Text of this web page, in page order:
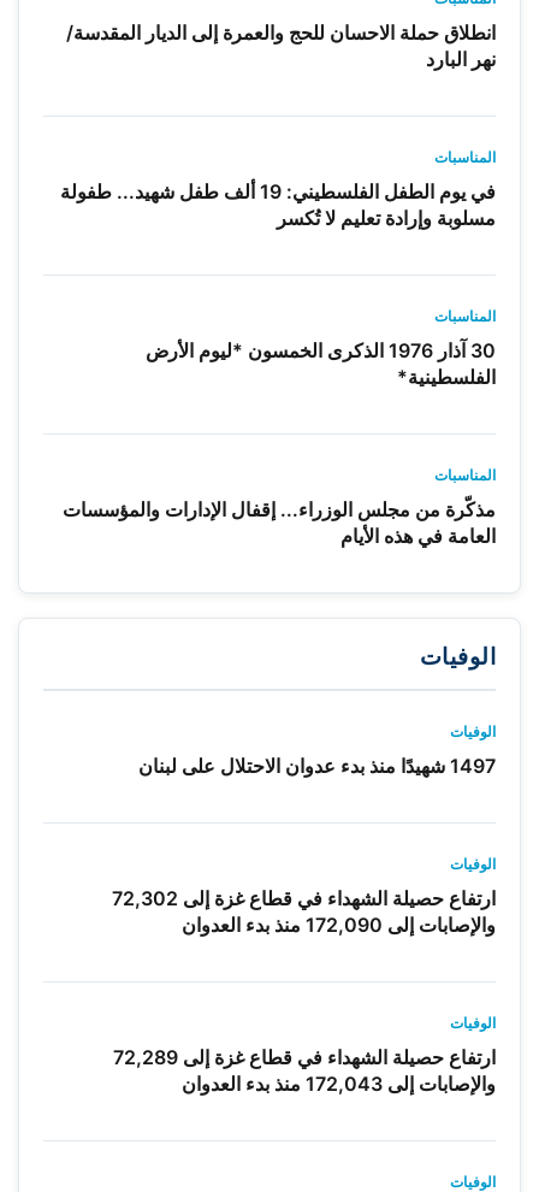
انطلاق حملة الاحسان للحج والعمرة إلى الديار المقدسة/
نهر البارد
المناسبات
في يوم الطفل الفلسطيني: 19 ألف طفل شهيد... طفولة
مسلوبة وإرادة تعليم لا تُكسر
المناسبات
30 آذار 1976 الذكرى الخمسون *ليوم الأرض
الفلسطينية*
المناسبات
مذكّرة من مجلس الوزراء... إقفال الإدارات والمؤسسات
العامة في هذه الأيام
الوفيات
الوفيات
1497 شهيدًا منذ بدء عدوان الاحتلال على لبنان
الوفيات
ارتفاع حصيلة الشهداء في قطاع غزة إلى 72,302
والإصابات إلى 172,090 منذ بدء العدوان
الوفيات
ارتفاع حصيلة الشهداء في قطاع غزة إلى 72,289
والإصابات إلى 172,043 منذ بدء العدوان
الوفيات